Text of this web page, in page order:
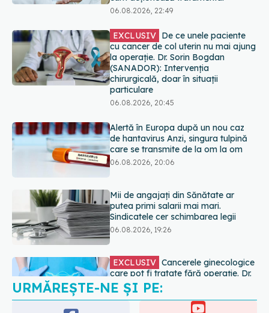
particulare
Alertă în Europa după un nou caz
de hantavirus Anzi, singura tulpină
care se transmite de la om la om
06.08.2026, 20:06
putea primi salarii mai mari.
Sindicatele cer schimbarea legii
06.08.2026, 19:26
care pot fi tratate fără operație. Dr.
Sorin Bogdan (SANADOR): Chirurgia
este indicată doar punctual, pentru
anumite categorii de paciente
EXCLUSIV Brahiterapie vs
radioterapie externă în cancerul
ginecologic. Dr. Sorin Bogdan
(SANADOR) explică diferența și
cum acționează tratamentul
URMĂREȘTE-NE ȘI PE:
URMĂRITORI
ABONAȚI